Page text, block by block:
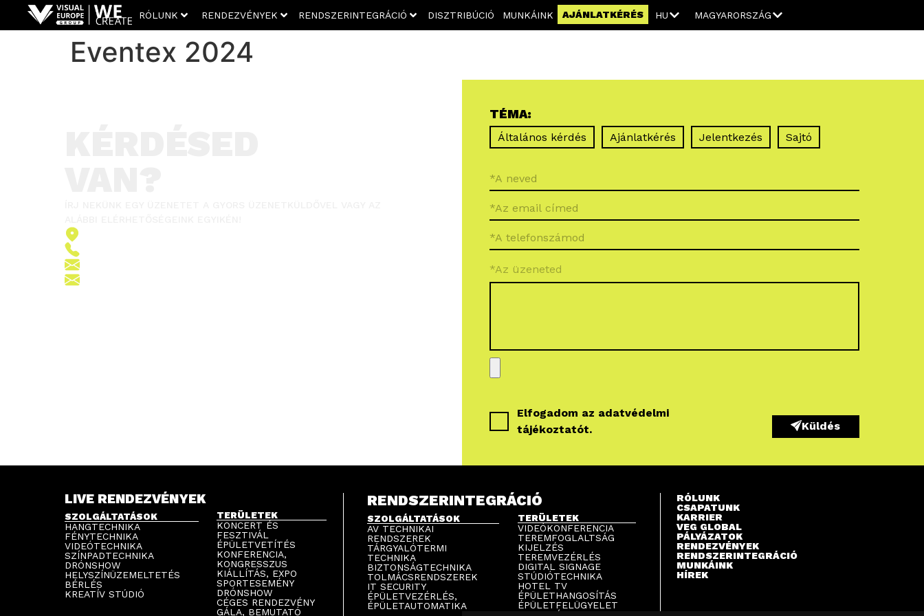
RÓLUNK RENDEZVÉNYEK RENDSZERINTEGRÁCIÓ DISZTRIBÚCIÓ MUNKÁINK AJÁNLATKÉRÉS HU MAGYARORSZÁG
Eventex 2024
TÉMA:
Általános kérdés Ajánlatkérés Jelentkezés Sajtó
*Az üzeneted
Elfogadom az adatvédelmi
tájékoztatót. Küldés
LIVE RENDEZVÉNYEK
SZOLGÁLTATÁSOK
HANGTECHNIKA
FÉNYTECHNIKA
VIDEÓTECHNIKA
SZÍNPADTECHNIKA
DRÓNSHOW
HELYSZÍNÜZEMELTETÉS
BÉRLÉS
KREATÍV STÚDIÓ
TERÜLETEK
KONCERT ÉS
FESZTIVÁL
ÉPÜLETVETÍTÉS
KONFERENCIA,
KONGRESSZUS
KIÁLLÍTÁS, EXPO
SPORTESEMÉNY
DRÓNSHOW
CÉGES RENDEZVÉNY
GÁLA, BEMUTATÓ
RENDSZERINTEGRÁCIÓ
SZOLGÁLTATÁSOK
AV TECHNIKAI
RENDSZEREK
TÁRGYALÓTERMI
TECHNIKA
BIZTONSÁGTECHNIKA
TOLMÁCSRENDSZEREK
IT SECURITY
ÉPÜLETVEZÉRLÉS,
ÉPÜLETAUTOMATIKA
TERÜLETEK
VIDEÓKONFERENCIA
TEREMFOGLALTSÁG
KIJELZÉS
TEREMVEZÉRLÉS
DIGITAL SIGNAGE
STÚDIÓTECHNIKA
HOTEL TV
ÉPÜLETHANGOSÍTÁS
ÉPÜLETFELÜGYELET
RÓLUNK
CSAPATUNK
KARRIER
VEG GLOBAL
PÁLYÁZATOK
RENDEZVÉNYEK
RENDSZERINTEGRÁCIÓ
MUNKÁINK
HÍREK